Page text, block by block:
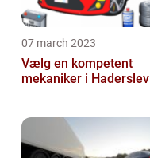
07 march 2023
Vælg en kompetent
mekaniker i Haderslev